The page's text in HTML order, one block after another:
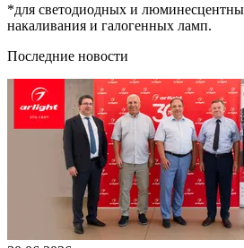
*для светодиодных и
накаливания и галогенных ламп.
Последние новости